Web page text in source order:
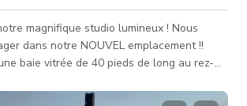
magnifique studio lumineux ! Nous
dans notre NOUVEL emplacement !!
baie vitrée de 40 pieds de long au rez-